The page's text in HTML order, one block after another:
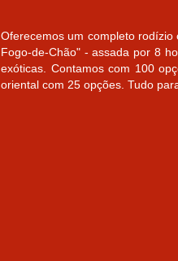
Oferecemos um completo
Fogo-de-Chão" - assada por 8
exóticas. Contamos com 100
oriental com 25 opções. Tudo